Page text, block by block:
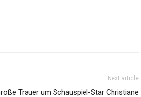
Next article
Trauer um Schauspiel-Star Christiane